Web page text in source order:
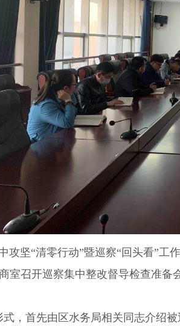
攻坚“清零行动”暨巡察“回头看”工
室召开巡察集中整改督导检查准备
首先由区水务局相关同志介绍被